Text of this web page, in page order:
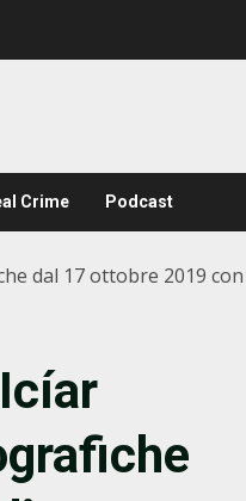
Crime Podcast
dal 17 ottobre 2019